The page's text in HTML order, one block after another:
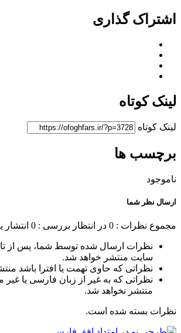
اشتراک گذاری
لینک کوتاه
لینک کوتاه
برچسب ها
ناموجود
ارسال نظر شما
مجموع نظرات : 0 در انتظار بررسی : 0 انتشار
نظرات ارسال شده توسط شما، پس از
سایت منتشر خواهد شد.
نظراتی که حاوی تهمت یا افترا باشد
نظراتی که به غیر از زبان فارسی یا غیر
منتشر نخواهد شد.
نظرات بسته شده است.